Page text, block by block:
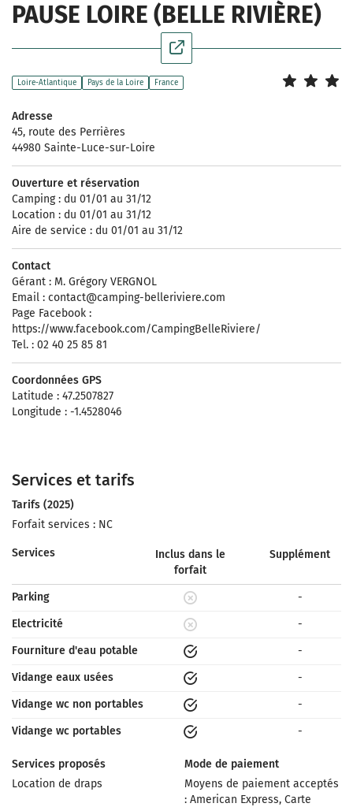
PAUSE LOIRE (BELLE RIVIÈRE)
Loire-Atlantique Pays de la Loire France
Adresse
45, route des Perrières
44980 Sainte-Luce-sur-Loire
Ouverture et réservation
Camping : du 01/01 au 31/12
Location : du 01/01 au 31/12
Aire de service : du 01/01 au 31/12
Contact
Gérant : M. Grégory VERGNOL
Email : contact@camping-belleriviere.com
Page Facebook :
https://www.facebook.com/CampingBelleRiviere/
Tel. : 02 40 25 85 81
Coordonnées GPS
Latitude : 47.2507827
Longitude : -1.4528046
Services et tarifs
Tarifs (2025)
Forfait services : NC
Services
Inclus dans le
forfait
Supplément
Parking
-
Electricité
-
Fourniture d'eau potable
-
Vidange eaux usées
-
Vidange wc non portables
-
Vidange wc portables
-
Services proposés
Location de draps
Mode de paiement
Moyens de paiement acceptés
: American Express, Carte